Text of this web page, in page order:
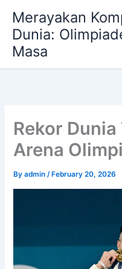
content
Merayakan
Dunia:
Masa
Rekor
Arena
Byadmin/ February 20, 2026